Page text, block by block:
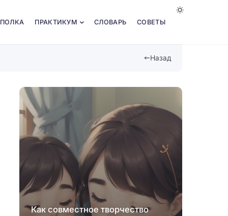
ПРАКТИКУМ СЛОВАРЬ СОВЕТЫ
Назад
Как совместное творчество